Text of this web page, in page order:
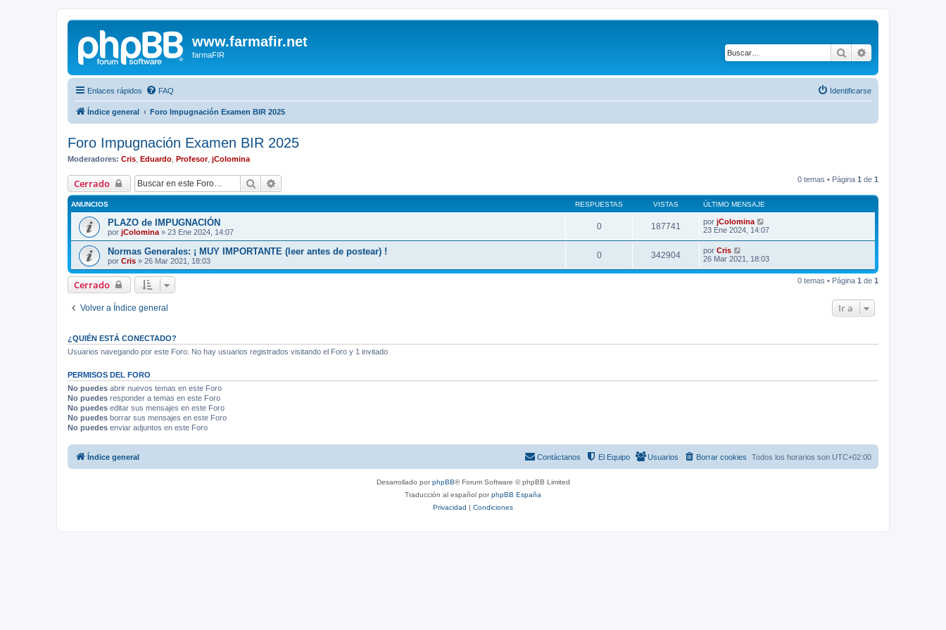
www.farmafir.net
farmaFIR Buscar
Enlaces rápidos FAQ Identificarse
Índice general Foro Impugnación Examen BIR 2025
Foro Impugnación Examen BIR 2025
Moderadores: Cris Eduardo Profesor, jColomina
Cerrado Buscar 0 temas • Página 1 de 1
ANUNCIOS RESPUESTAS VISTAS ÚLTIMO MENSAJE
PLAZO de IMPUGNACIÓN
por jColomina » 23 Ene 2024, 14:07
0 187741 por jColomina
23 Ene 2024, 14:07
Normas Generales: ¡ MUY IMPORTANTE (leer antes de postear) !
por Cris » 26 Mar 2021, 18:03
0 342904 por Cris
26 Mar 2021, 18:03
Cerrado 0 temas • Página 1 de 1
Volver a Índice general Ir a
¿QUIÉN ESTÁ CONECTADO?
Usuarios navegando por este Foro: No hay usuarios registrados visitando el Foro y 1 invitado
PERMISOS DEL FORO
No puedes abrir nuevos temas en este Foro
No puedes responder a temas en este Foro
No puedes editar sus mensajes en este Foro
No puedes borrar sus mensajes en este Foro
No puedes enviar adjuntos en este Foro
Índice general Todos los horarios son UTC+02:00
Borrar cookies
Usuarios
El Equipo
Contáctanos
Desarrollado porphpBB® Forum Software © phpBB Limited
Traducción al español porphpBB España
Privacidad | Condiciones